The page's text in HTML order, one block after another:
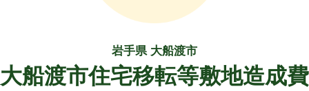
岩手県 大船渡市
大船渡市住宅移転等敷地造成費